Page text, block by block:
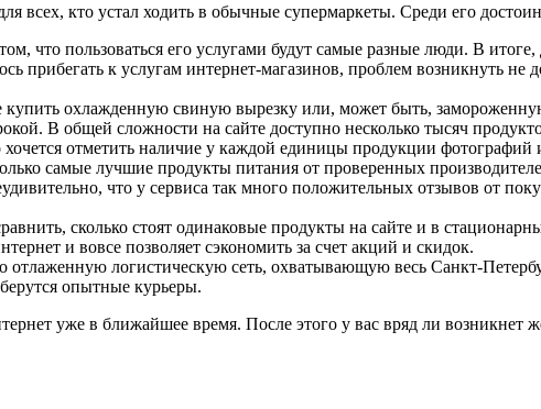
всех, кто устал ходить в обычные супермаркеты. Среди его
что пользоваться его услугами будут самые разные люди. В
прибегать к услугам интернет-магазинов, проблем возникнуть не
охлажденную свиную вырезку или, может быть,
В общей сложности на сайте доступно несколько тысяч
отметить наличие у каждой единицы продукции
самые лучшие продукты питания от проверенных
что у сервиса так много положительных отзывов от
сколько стоят одинаковые продукты на сайте и в
и вовсе позволяет сэкономить за счет акций и скидок.
отлаженную логистическую сеть, охватывающую весь Санкт-
опытные курьеры.
уже в ближайшее время. После этого у вас вряд ли